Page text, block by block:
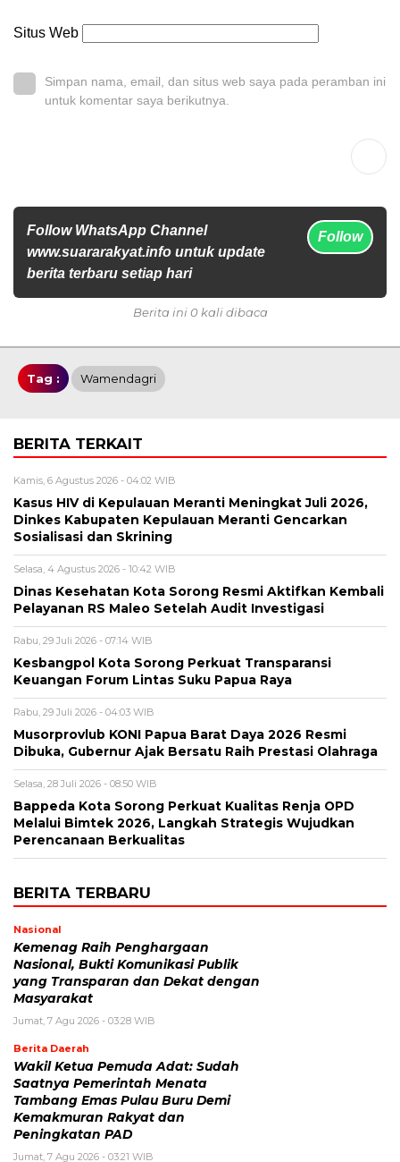
Situs Web
Simpan nama, email, dan situs web saya pada peramban ini
untuk komentar saya berikutnya.
Follow WhatsApp Channel
www.suararakyat.info untuk update
berita terbaru setiap hari
Follow
Berita ini 0 kali dibaca
Tag : Wamendagri
BERITA TERKAIT
Kamis, 6 Agustus 2026 - 04:02 WIB
Kasus HIV di Kepulauan Meranti Meningkat Juli 2026,
Dinkes Kabupaten Kepulauan Meranti Gencarkan
Sosialisasi dan Skrining
Selasa, 4 Agustus 2026 - 10:42 WIB
Dinas Kesehatan Kota Sorong Resmi Aktifkan Kembali
Pelayanan RS Maleo Setelah Audit Investigasi
Rabu, 29 Juli 2026 - 07:14 WIB
Kesbangpol Kota Sorong Perkuat Transparansi
Keuangan Forum Lintas Suku Papua Raya
Rabu, 29 Juli 2026 - 04:03 WIB
Musorprovlub KONI Papua Barat Daya 2026 Resmi
Dibuka, Gubernur Ajak Bersatu Raih Prestasi Olahraga
Selasa, 28 Juli 2026 - 08:50 WIB
Bappeda Kota Sorong Perkuat Kualitas Renja OPD
Melalui Bimtek 2026, Langkah Strategis Wujudkan
Perencanaan Berkualitas
BERITA TERBARU
Nasional
Kemenag Raih Penghargaan
Nasional, Bukti Komunikasi Publik
yang Transparan dan Dekat dengan
Masyarakat
Jumat, 7 Agu 2026 - 03:28 WIB
Berita Daerah
Wakil Ketua Pemuda Adat: Sudah
Saatnya Pemerintah Menata
Tambang Emas Pulau Buru Demi
Kemakmuran Rakyat dan
Peningkatan PAD
Jumat, 7 Agu 2026 - 03:21 WIB